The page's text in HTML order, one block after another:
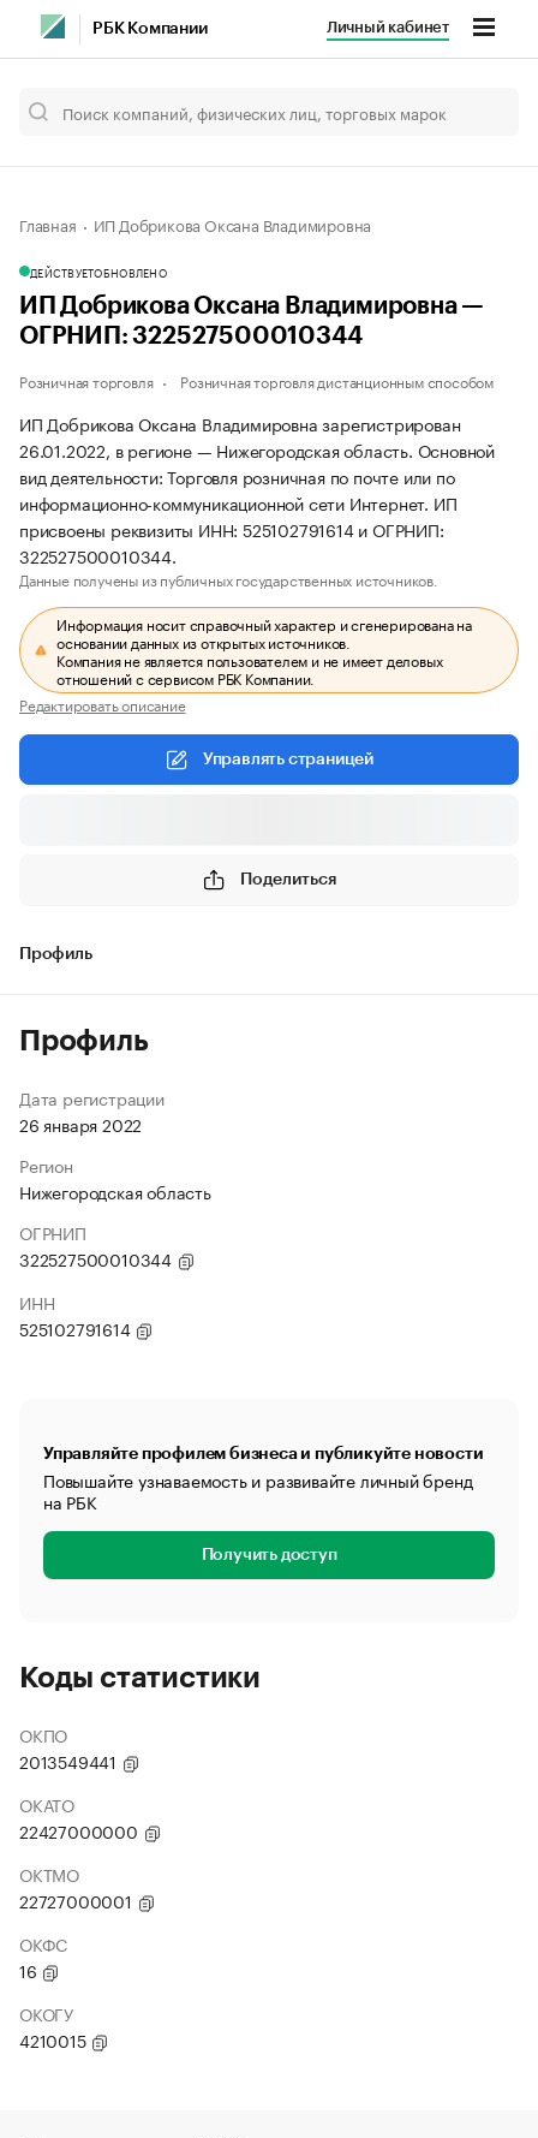
РБК Компании Личный кабинет
Главная ИП Добрикова Оксана Владимировна
ДЕЙСТВУЕТОБНОВЛЕНО
ИП Добрикова Оксана Владимировна —
ОГРНИП: 322527500010344
Розничная торговля Розничная торговля дистанционным способом
ИП Добрикова Оксана Владимировна зарегистрирован
26.01.2022, в регионе — Нижегородская область. Основной
вид деятельности: Торговля розничная по почте или по
информационно-коммуникационной сети Интернет. ИП
присвоены реквизиты ИНН: 525102791614 и ОГРНИП:
322527500010344.
Данные получены из публичных государственных источников.
Информация носит справочный характер и сгенерирована на
основании данных из открытых источников.
Компания не является пользователем и не имеет деловых
отношений с сервисом РБК Компании.
Редактировать описание
Управлять страницей
Поделиться
Профиль
Профиль
Дата регистрации
26 января 2022
Регион
Нижегородская область
ОГРНИП
322527500010344
ИНН
525102791614
Управляйте профилем бизнеса и публикуйте новости
Повышайте узнаваемость и развивайте личный бренд
на РБК
Получить доступ
Коды статистики
ОКПО
2013549441
ОКАТО
22427000000
ОКТМО
22727000001
ОКФС
16
ОКОГУ
4210015